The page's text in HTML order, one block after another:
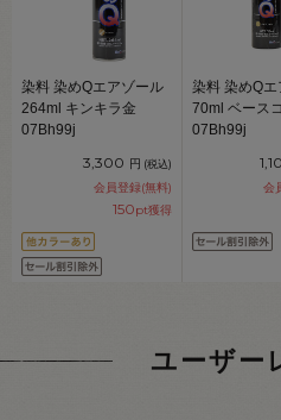
染料 染めQエアゾール
264ml キンキラ金
07Bh99j
3,300 円 (税込)
会員登録(無料)
150pt獲得
染料 染めQ
70ml ベース
07Bh99j
会
ユーザー